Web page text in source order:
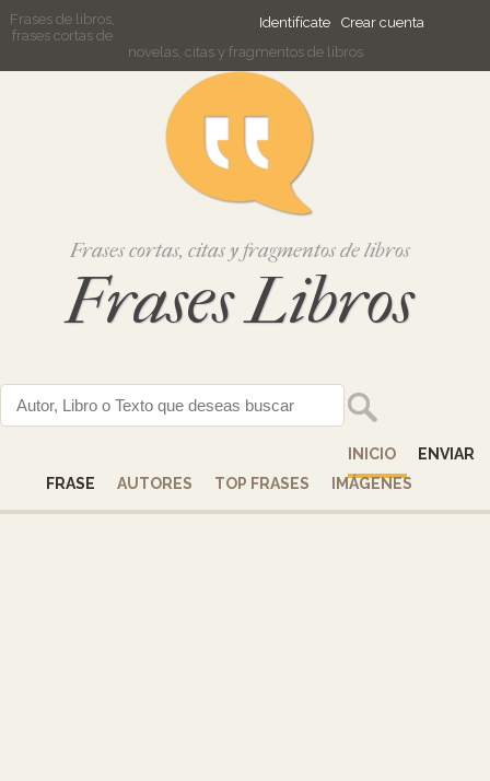
Identifícate Crear cuenta
Frases de libros,
frases cortas de
novelas, citas y fragmentos de libros
Frases cortas, citas y fragmentos de libros
Frases Libros
INICIO
ENVIAR
FRASE
AUTORES TOP FRASES IMÁGENES